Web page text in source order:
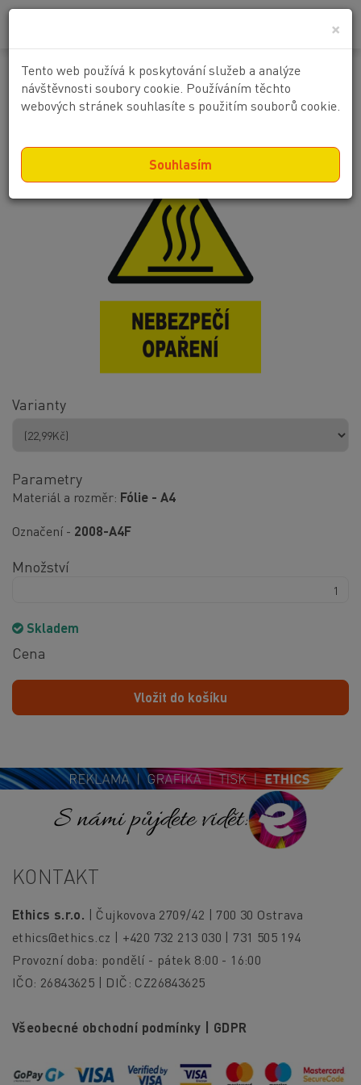
×
Tento web používá k poskytování služeb a analýze
návštěvnosti soubory cookie. Používáním těchto
webových stránek souhlasíte s použitím souborů cookie.
Souhlasím
Nebezpečí opaření
Varianty
Parametry
Materiál a rozměr Fólie - A4
Označení - 2008-A4F
Množství
Skladem
Cena
Vložit do košíku
S námi půjdete vidět!
KONTAKT
Ethics s.r.o. | Čujkovova 2709/42 | 700 30 Ostrava
ethics@ethics.cz | +420 732 213 030 | 731 505 194
Provozní doba: pondělí - pátek 8:00 - 16:00
IČO: 26843625 | DIČ: CZ26843625
Všeobecné obchodní podmínky GDPR